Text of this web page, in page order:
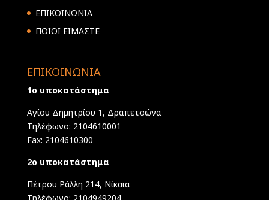
ΕΠΙΚΟΙΝΩΝΙΑ
ΠΟΙΟΙ ΕΙΜΑΣΤΕ
ΕΠΙΚΟΙΝΩΝΙΑ
1ο υποκατάστημα
Αγίου Δημητρίου 1, Δραπετσώνα
Τηλέφωνο: 2104610001
Fax: 2104610300
2ο υποκατάστημα
Πέτρου Ράλλη 214, Νίκαια